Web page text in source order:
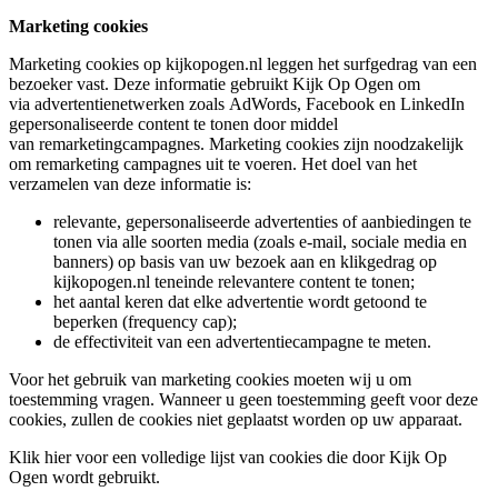
Marketing cookies
Marketing cookies op kijkopogen.nl leggen het surfgedrag van een
bezoeker vast. Deze informatie gebruikt Kijk Op Ogen om
via advertentienetwerken zoals AdWords, Facebook en LinkedIn
gepersonaliseerde content te tonen door middel
van remarketingcampagnes. Marketing cookies zijn noodzakelijk
om remarketing campagnes uit te voeren. Het doel van het
verzamelen van deze informatie is:
relevante, gepersonaliseerde advertenties of aanbiedingen te
tonen via alle soorten media (zoals e-mail, sociale media en
banners) op basis van uw bezoek aan en klikgedrag op
kijkopogen.nl teneinde relevantere content te tonen;
het aantal keren dat elke advertentie wordt getoond te
beperken (frequency cap);
de effectiviteit van een advertentiecampagne te meten.
Voor het gebruik van marketing cookies moeten wij u om
toestemming vragen. Wanneer u geen toestemming geeft voor deze
cookies, zullen de cookies niet geplaatst worden op uw apparaat.
Klik hier voor een volledige lijst van cookies die door Kijk Op
Ogen wordt gebruikt.